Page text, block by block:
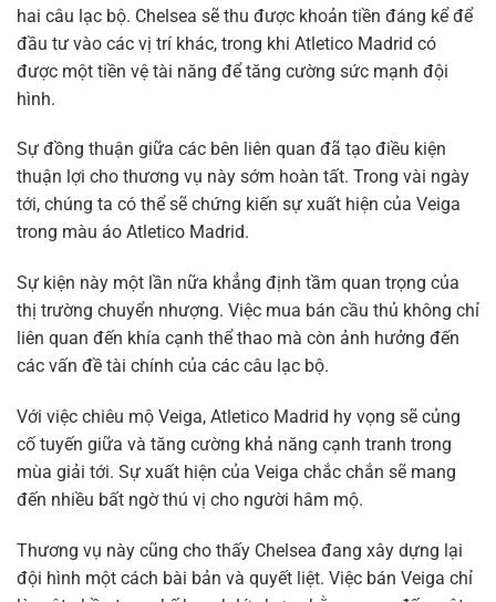
hai câu lạc bộ. Chelsea sẽ thu được khoản tiền đáng kể để
đầu tư vào các vị trí khác, trong khi Atletico Madrid có
được một tiền vệ tài năng để tăng cường sức mạnh đội
hình.
Sự đồng thuận giữa các bên liên quan đã tạo điều kiện
thuận lợi cho thương vụ này sớm hoàn tất. Trong vài ngày
tới, chúng ta có thể sẽ chứng kiến sự xuất hiện của Veiga
trong màu áo Atletico Madrid.
Sự kiện này một lần nữa khẳng định tầm quan trọng của
thị trường chuyển nhượng. Việc mua bán cầu thủ không chỉ
liên quan đến khía cạnh thể thao mà còn ảnh hưởng đến
các vấn đề tài chính của các câu lạc bộ.
Với việc chiêu mộ Veiga, Atletico Madrid hy vọng sẽ củng
cố tuyến giữa và tăng cường khả năng cạnh tranh trong
mùa giải tới. Sự xuất hiện của Veiga chắc chắn sẽ mang
đến nhiều bất ngờ thú vị cho người hâm mộ.
Thương vụ này cũng cho thấy Chelsea đang xây dựng lại
đội hình một cách bài bản và quyết liệt. Việc bán Veiga chỉ